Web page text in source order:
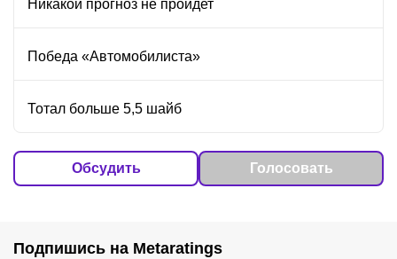
Никакой прогноз не пройдет
Победа «Автомобилиста»
Тотал больше 5,5 шайб
Обсудить Голосовать
Подпишись на Metaratings